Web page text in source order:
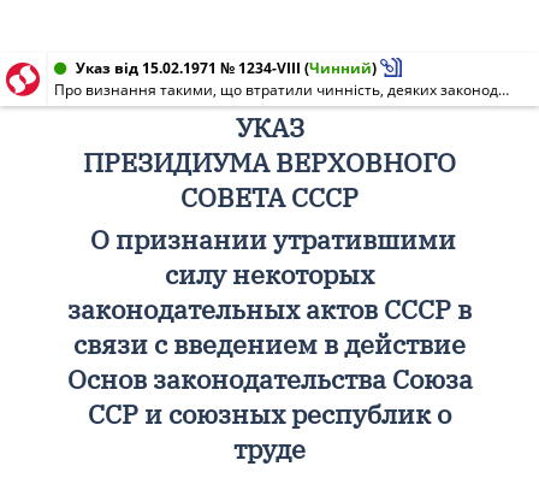
Указ від 15.02.1971 № 1234-VIII (Чинний)
Про визнання такими, що втратили чинність, деяких законодавчих актів СРСР у зв'язку з введенням в дію Основ законодавства Союзу ССР і союзних республік про працю
УКАЗ
ПРЕЗИДИУМА ВЕРХОВНОГО
СОВЕТА СССР
О признании утратившими
силу некоторых
законодательных актов СССР в
связи с введением в действие
Основ законодательства Союза
ССР и союзных республик о
труде